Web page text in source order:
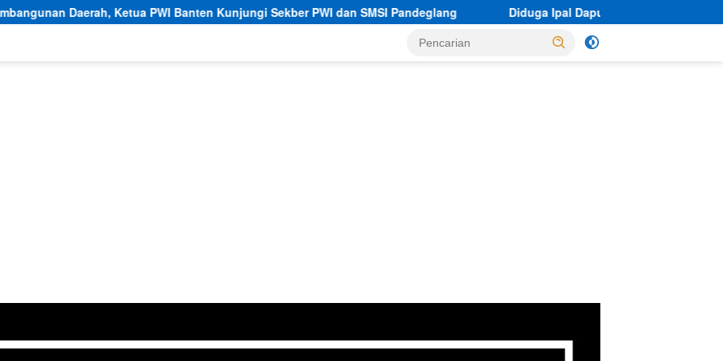
PWI Banten Kunjungi Sekber PWI dan SMSI Pandeglang Diduga Ipal Dapur MBG Yayasan Mitra Mukti Dermawan Tak